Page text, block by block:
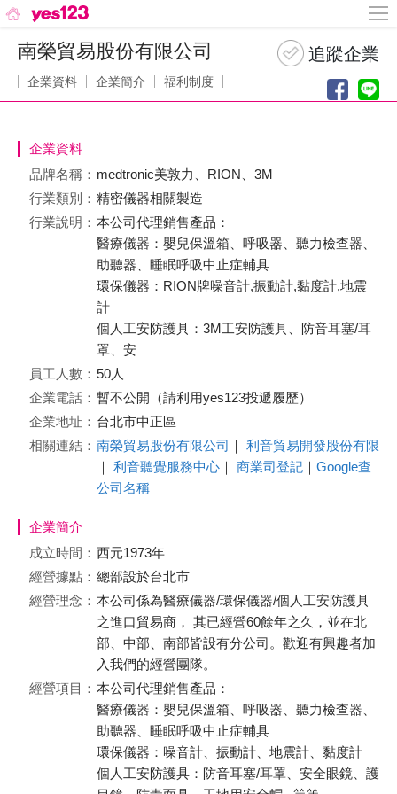
南榮貿易股份有限公司
企業資料 企業簡介 福利制度
企業資料
品牌名稱： medtronic美敦力、RION、3M
行業類別： 精密儀器相關製造
行業說明： 本公司代理銷售產品：
醫療儀器：嬰兒保溫箱、呼吸器、聽力檢查器、
助聽器、睡眠呼吸中止症輔具
環保儀器：RION牌噪音計,振動計,黏度計,地震
計
個人工安防護具：3M工安防護具、防音耳塞/耳
罩、安
員工人數： 50人
企業電話： 暫不公開（請利用yes123投遞履歷）
企業地址： 台北市中正區
相關連結： 南榮貿易股份有限公司 ｜ 利音貿易開發股份有限
｜ 利音聽覺服務中心 ｜ 商業司登記 ｜ Google查
公司名稱
企業簡介
成立時間： 西元1973年
經營據點： 總部設於台北市
經營理念： 本公司係為醫療儀器/環保儀器/個人工安防護具
之進口貿易商， 其已經營60餘年之久，並在北
部、中部、南部皆設有分公司。歡迎有興趣者加
入我們的經營團隊。
經營項目： 本公司代理銷售產品：
醫療儀器：嬰兒保溫箱、呼吸器、聽力檢查器、
助聽器、睡眠呼吸中止症輔具
環保儀器：噪音計、振動計、地震計、黏度計
個人工安防護具：防音耳塞/耳罩、安全眼鏡、護